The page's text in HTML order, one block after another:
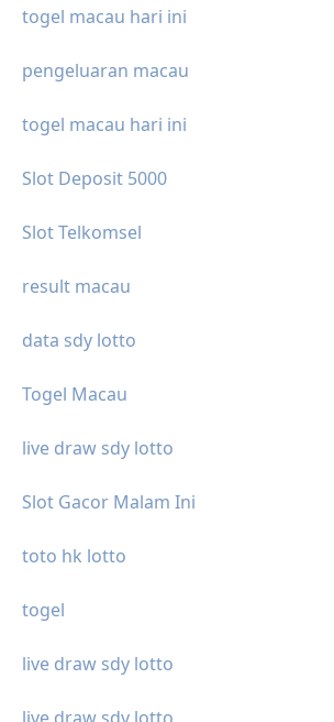
togel macau hari ini
pengeluaran macau
togel macau hari ini
Slot Deposit 5000
Slot Telkomsel
result macau
data sdy lotto
Togel Macau
live draw sdy lotto
Slot Gacor Malam Ini
toto hk lotto
togel
live draw sdy lotto